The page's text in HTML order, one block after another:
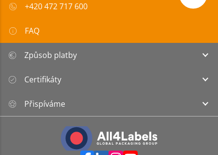
+420 472 717 600
FAQ
Způsob platby
Certifikáty
Přispíváme